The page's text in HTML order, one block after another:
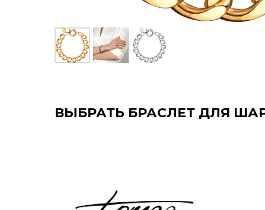
ВЫБРАТЬ БРАСЛЕТ ДЛЯ